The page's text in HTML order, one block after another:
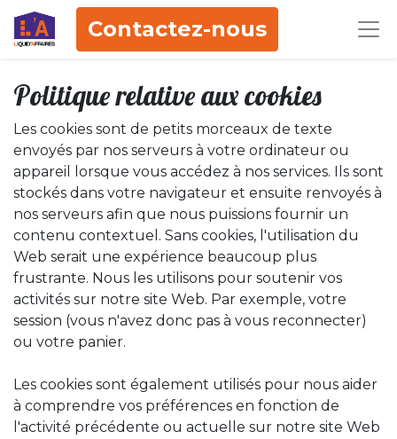
Contactez-nous
Politique relative aux cookies
Les cookies sont de petits morceaux de texte
envoyés par nos serveurs à votre ordinateur ou
appareil lorsque vous accédez à nos services. Ils sont
stockés dans votre navigateur et ensuite renvoyés à
nos serveurs afin que nous puissions fournir un
contenu contextuel. Sans cookies, l'utilisation du
Web serait une expérience beaucoup plus
frustrante. Nous les utilisons pour soutenir vos
activités sur notre site Web. Par exemple, votre
session (vous n'avez donc pas à vous reconnecter)
ou votre panier.
Les cookies sont également utilisés pour nous aider
à comprendre vos préférences en fonction de
l'activité précédente ou actuelle sur notre site Web